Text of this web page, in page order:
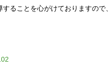
ることを心がけて​おりますので